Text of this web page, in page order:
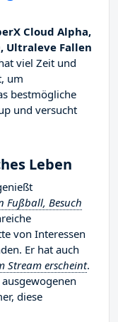
Cloud Alpha,
Ultraleve Fallen
viel Zeit und
um
bestmögliche
und versucht
Leben
Fußball, Besuch
von Interessen
Er hat auch
Stream erscheint.
diese